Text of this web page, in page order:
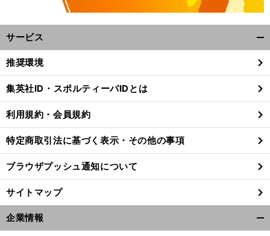
。
前
サービス
閉
る
推奨環境
集英社ID・スポルティーバIDとは
利用規約・会員規約
特定商取引法に基づく表示・その他の事項
ブラウザプッシュ通知について
サイトマップ
企業情報